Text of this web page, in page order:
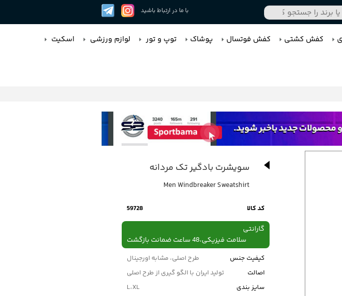
با ما در ارتباط باشید
کفش کشتی کفش فوتسال پوشاک توپ و تور لوازم ورزشی اسکیت
سویشرت بادگیر تک مردانه
Men Windbreaker Sweatshirt
کد کالا 59728
گارانتی
سلامت فیزیکی،48 ساعت ضمانت بازگشت
کیفیت جنس
طرح اصلی، مشابه اورجینال
اصالت
تولید ایران با الگو گیری از طرح اصلی
سایز بندی
L،XL